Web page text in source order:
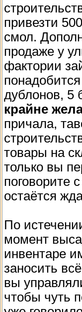
привезти
смол.
продаже у
фактории
дублонов, 5
крайне
причала,
товары на
только вы
поговорите
остаётся
По
момент
инвентаре
заносить
вы
чтобы чуть